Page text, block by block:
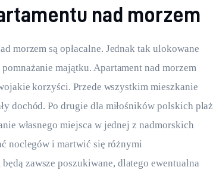
nad morzem
morzem są opłacalne. Jednak tak ulokowane
majątku. Apartament nad morzem
korzyści. Przede wszystkim mieszkanie
dochód. Po drugie dla miłośników polskich plaż
własnego miejsca w jednej z nadmorskich
noclegów i martwić się różnymi
zawsze poszukiwane, dlatego ewentualna